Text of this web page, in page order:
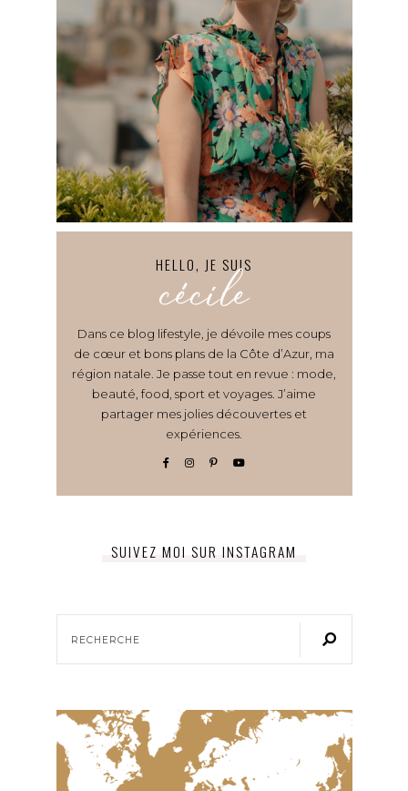
HELLO, JE SUIS
cécile
Dans ce blog lifestyle, je dévoile mes coups
de cœur et bons plans de la Côte d’Azur, ma
région natale. Je passe tout en revue : mode,
beauté, food, sport et voyages. J’aime
partager mes jolies découvertes et
expériences.
SUIVEZ MOI SUR INSTAGRAM